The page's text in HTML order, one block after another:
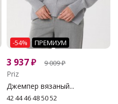
-54% ПРЕМИУМ
3 937₽ 9 009₽
Priz
Джемпер вязаный...
42 44 46 48 50 52